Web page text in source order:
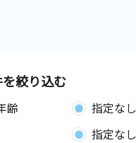
絞り込む
齢 指定なし
指定なし